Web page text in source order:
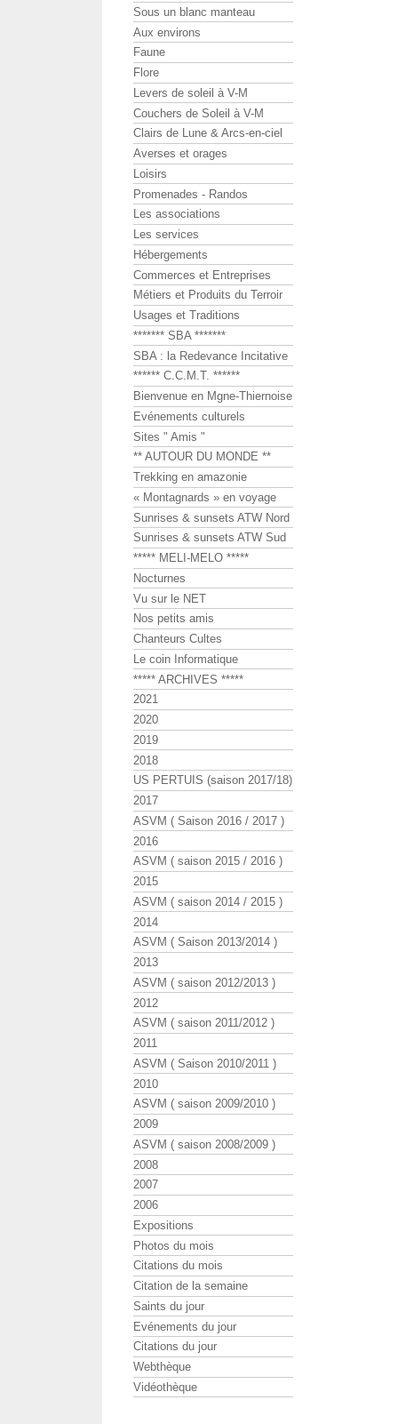
Sous un blanc manteau
Aux environs
Faune
Flore
Levers de soleil à V-M
Couchers de Soleil à V-M
Clairs de Lune & Arcs-en-ciel
Averses et orages
Loisirs
Promenades - Randos
Les associations
Les services
Hébergements
Commerces et Entreprises
Métiers et Produits du Terroir
Usages et Traditions
******* SBA *******
SBA : la Redevance Incitative
****** C.C.M.T. ******
Bienvenue en Mgne-Thiernoise
Evénements culturels
Sites " Amis "
** AUTOUR DU MONDE **
Trekking en amazonie
« Montagnards » en voyage
Sunrises & sunsets ATW Nord
Sunrises & sunsets ATW Sud
***** MELI-MELO *****
Nocturnes
Vu sur le NET
Nos petits amis
Chanteurs Cultes
Le coin Informatique
***** ARCHIVES *****
2021
2020
2019
2018
US PERTUIS (saison 2017/18)
2017
ASVM ( Saison 2016 / 2017 )
2016
ASVM ( saison 2015 / 2016 )
2015
ASVM ( saison 2014 / 2015 )
2014
ASVM ( Saison 2013/2014 )
2013
ASVM ( saison 2012/2013 )
2012
ASVM ( saison 2011/2012 )
2011
ASVM ( Saison 2010/2011 )
2010
ASVM ( saison 2009/2010 )
2009
ASVM ( saison 2008/2009 )
2008
2007
2006
Expositions
Photos du mois
Citations du mois
Citation de la semaine
Saints du jour
Evénements du jour
Citations du jour
Webthèque
Vidéothèque